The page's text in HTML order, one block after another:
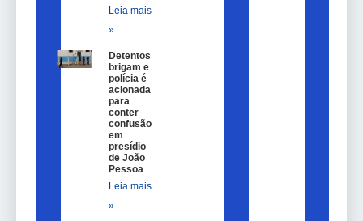
Leia mais
»
Detentos
brigam e
polícia é
acionada
para
conter
confusão
em
presídio
de João
Pessoa
Leia mais
»